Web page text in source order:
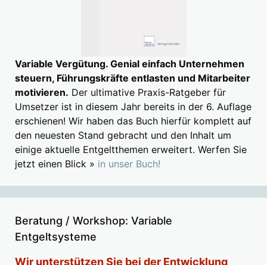
Variable Vergütung. Genial einfach Unternehmen
steuern, Führungskräfte entlasten und Mitarbeiter
motivieren. Der ultimative Praxis-Ratgeber für
Umsetzer ist in diesem Jahr bereits in der 6. Auflage
erschienen! Wir haben das Buch hierfür komplett auf
den neuesten Stand gebracht und den Inhalt um
einige aktuelle Entgeltthemen erweitert. Werfen Sie
jetzt einen Blick » in unser Buch!
Beratung / Workshop: Variable
Entgeltsysteme
Wir unterstützen Sie bei der Entwicklung